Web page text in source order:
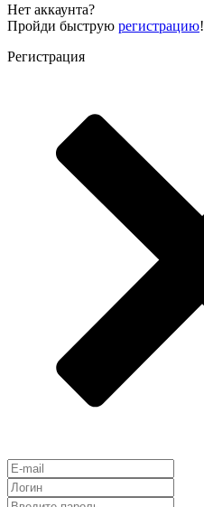
Нет аккаунта?
Пройди быструю регистрацию!
Регистрация